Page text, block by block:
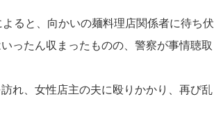
ると、向かいの麺料理店関係者に待ち伏
ったん収まったものの、警察が事情聴取
れ、女性店主の夫に殴りかかり、再び乱